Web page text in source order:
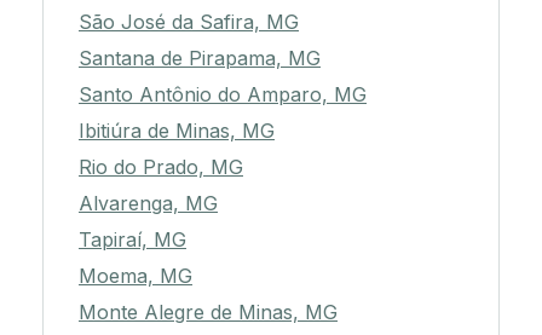
São José da Safira, MG
Santana de Pirapama, MG
Santo Antônio do Amparo, MG
Ibitiúra de Minas, MG
Rio do Prado, MG
Alvarenga, MG
Tapiraí, MG
Moema, MG
Monte Alegre de Minas, MG